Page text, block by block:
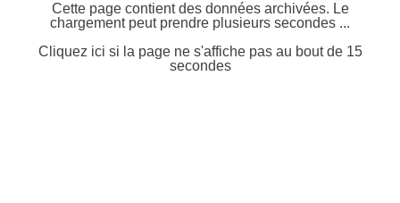
Cette page contient des données archivées. Le
chargement peut prendre plusieurs secondes ...
Cliquez ici si la page ne s'affiche pas au bout de 15
secondes